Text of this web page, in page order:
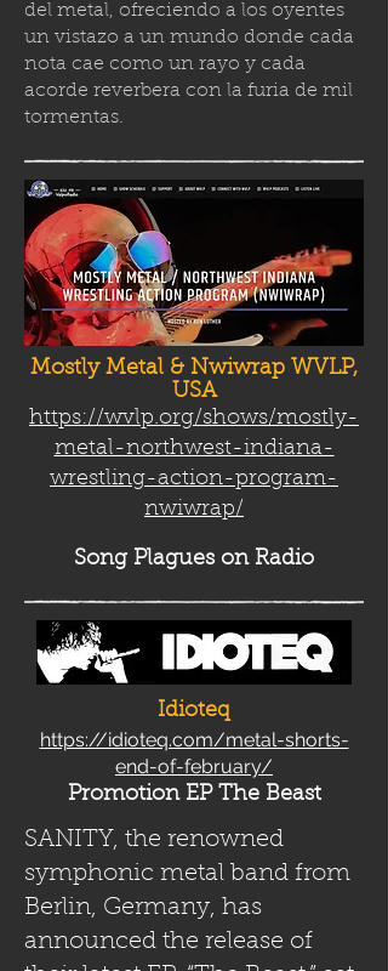
del metal, ofreciendo a los oyentes
un vistazo a un mundo donde cada
nota cae como un rayo y cada
acorde reverbera con la furia de mil
tormentas.
Mostly Metal & Nwiwrap WVLP,
USA
https://wvlp.org/shows/mostly-
metal-northwest-indiana-
wrestling-action-program-
nwiwrap/
Song Plagues on Radio
Idioteq
https://idioteq.com/metal-shorts-
end-of-february/
Promotion EP The Beast
SANITY, the renowned
symphonic metal band from
Berlin, Germany, has
announced the release of